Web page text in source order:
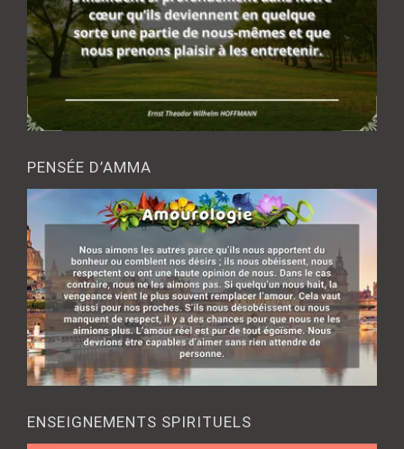
PENSÉE D’AMMA
ENSEIGNEMENTS SPIRITUELS